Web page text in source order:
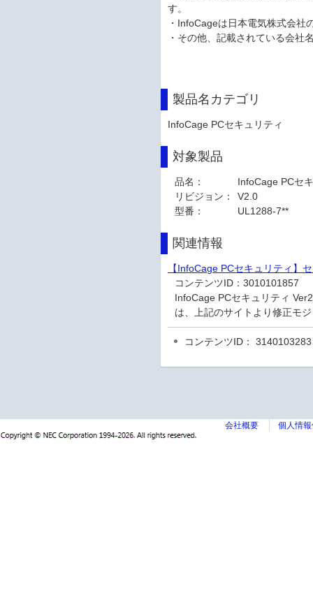
す。
・InfoCageは日本電気株式会社
・その他、記載されている会社
製品名カテゴリ
InfoCage PCセキュリティ
対象製品
品名：
InfoCage PCセ
リビジョン：
V2.0
型番：
UL1288-7**
関連情報
【InfoCage PCセキュリティ】
コンテンツID：3010101857
InfoCage PCセキュリティ
は、上記のサイトより修正モ
コンテンツID： 3140103283
会社概要 個人情